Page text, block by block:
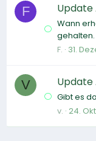
F Update
Wann
gehalten.
F. 31.
V Update
Gibt es
v. 24.